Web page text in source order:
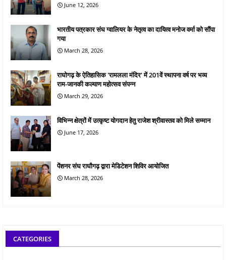
June 12, 2026
भारतीय पत्रकार संघ ग्वालियर के नेतृत्व का दायित्व मनोज वर्मा को सौंपा
गया
March 28, 2026
राघोगढ़ के ऐतिहासिक 'रामलला मंदिर' में 201वें स्थापना वर्ष पर भव्य
राम-जानकी कल्याण महोत्सव संपन्न
March 29, 2026
विभिन्न क्षेत्रों में उत्कृष्ट योगदान हेतु राजेश श्रीवास्तव को मिले सम्मान
June 17, 2026
पेंशनर संघ राघौगढ़ द्वारा मेडिटेशन शिविर आयोजित
March 28, 2026
CATEGORIES